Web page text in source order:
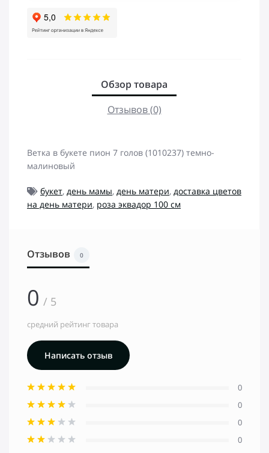
Обзор товара
Отзывов (0)
Ветка в букете пион 7 голов (1010237) темно-
малиновый
букет, день мамы, день матери, доставка цветов
на день матери, роза эквадор 100 см
Отзывов 0
0 / 5
средний рейтинг товара
Написать отзыв
0
0
0
0